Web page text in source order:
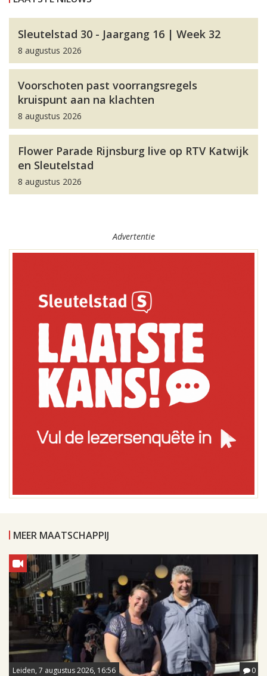
Sleutelstad 30 - Jaargang 16 | Week 32
8 augustus 2026
Voorschoten past voorrangsregels
kruispunt aan na klachten
8 augustus 2026
Flower Parade Rijnsburg live op RTV Katwijk
en Sleutelstad
8 augustus 2026
Advertentie
MEER MAATSCHAPPIJ
Leiden, 7 augustus 2026, 16:56 0